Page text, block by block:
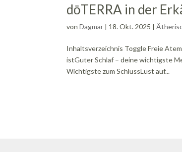
dōTERRA in der
vonDagmar | 18. Okt. 2025 |
Inhaltsverzeichnis Toggle Freie
istGuter Schlaf – deine wichtigste
Wichtigste zum SchlussLust auf...